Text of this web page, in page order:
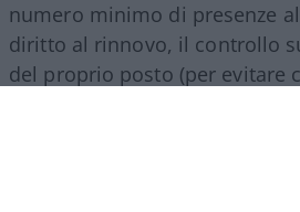
numero minimo di presenze
diritto al rinnovo, il controllo
del proprio posto (per evitare